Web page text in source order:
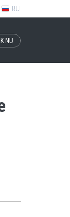
RU
NU